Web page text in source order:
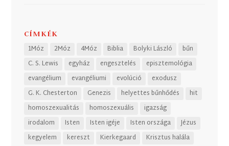
CÍMKÉK
1Móz 2Móz 4Móz Biblia Bolyki László
bűn
C. S. Lewis
egyház engesztelés
episztemológia
evangélium
evangéliumi evolúció
exodusz
G. K. Chesterton
Genezis helyettes bűnhődés
hit
homoszexualitás
homoszexuális
igazság
irodalom
Isten Isten igéje Isten országa
Jézus
kegyelem
kereszt Kierkegaard
Krisztus halála